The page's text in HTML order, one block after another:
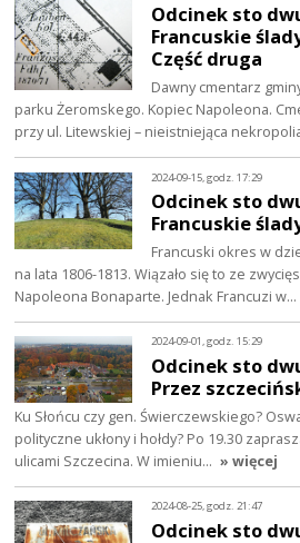
Odcinek sto
Francuskie
Część druga
Dawny cmentarz
parku Żeromskego. Kopiec Napoleona.
przy ul. Litewskiej – nieistniejąca
2024-09-15, godz. 17:29
Odcinek sto
Francuskie
Francuski okres w
na lata 1806-1813. Wiązało się to ze
Napoleona Bonaparte. Jednak Francuzi w…
2024-09-01, godz. 15:29
Odcinek sto
Przez
Ku Słońcu czy gen. Świerczewskiego?
polityczne ukłony i hołdy? Po 19.30
ulicami Szczecina. W imieniu… » więcej
2024-08-25, godz. 21:47
Odcinek sto